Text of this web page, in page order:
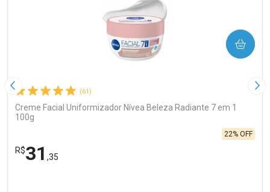
Imagem Anterior (61)
Creme Facial Uniformizador Nívea Beleza Radiante 7 em 1
100g
R$31 ,35
22% OFF
COMPRAR